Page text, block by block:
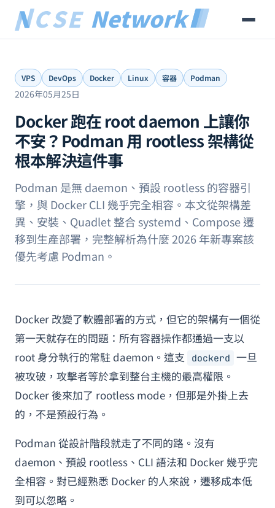
VPS DevOps Docker Linux 容器 Podman
2026年05月25日
Docker 跑在 root daemon 上讓你
不安？Podman 用 rootless 架構從
根本解決這件事
Podman 是無 daemon、預設 rootless 的容器引
擎，與 Docker CLI 幾乎完全相容。本文從架構差
異、安裝、Quadlet 整合 systemd、Compose 遷
移到生產部署，完整解析為什麼 2026 年新專案該
優先考慮 Podman。
Docker 改變了軟體部署的方式，但它的架構有一個從
第一天就存在的問題：所有容器操作都通過一支以
root 身分執行的常駐 daemon。這支
dockerd 一旦
被攻破，攻擊者等於拿到整台主機的最高權限。
Docker 後來加了 rootless mode，但那是外掛上去
的，不是預設行為。
Podman 從設計階段就走了不同的路。沒有
daemon、預設 rootless、CLI 語法和 Docker 幾乎完
全相容。對已經熟悉 Docker 的人來說，遷移成本低
到可以忽略。